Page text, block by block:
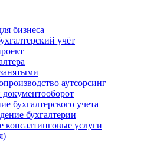
бизнеса
учёт
аутсорсинг
бухгалтерского учета
бухгалтерии
консалтинговые услуги